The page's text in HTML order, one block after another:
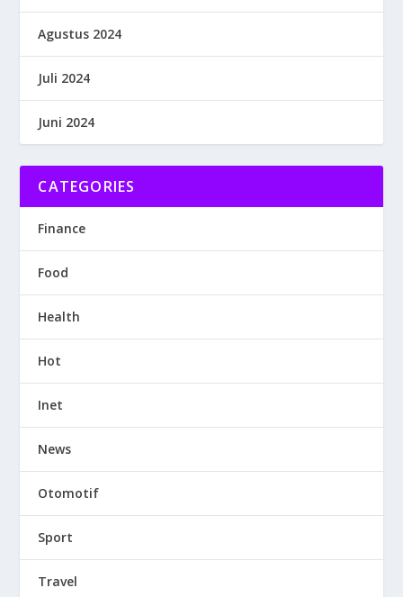
Agustus 2024
Juli 2024
Juni 2024
CATEGORIES
Finance
Food
Health
Hot
Inet
News
Otomotif
Sport
Travel